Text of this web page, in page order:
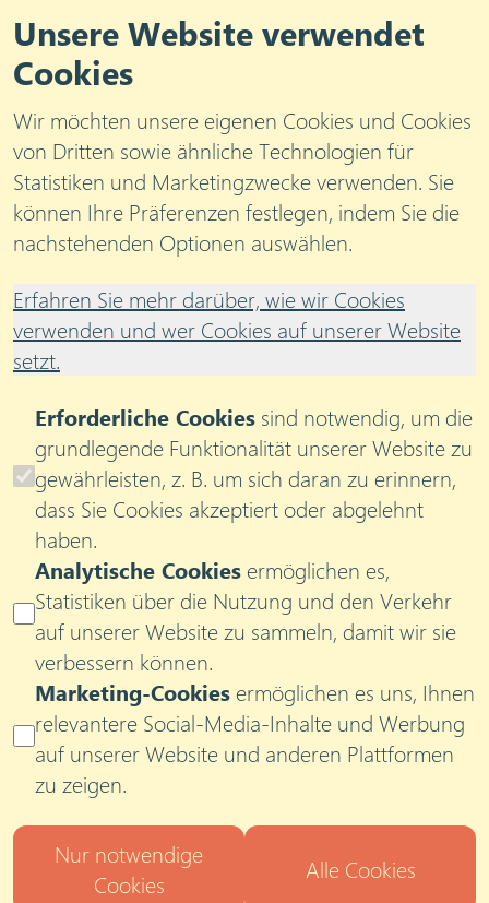
Unsere Website verwendet
Cookies
Wir möchten unsere eigenen Cookies und Cookies
von Dritten sowie ähnliche Technologien für
Statistiken und Marketingzwecke verwenden. Sie
können Ihre Präferenzen festlegen, indem Sie die
nachstehenden Optionen auswählen.
Erfahren Sie mehr darüber, wie wir Cookies
verwenden und wer Cookies auf unserer Website
setzt.
Erforderliche Cookies sind notwendig, um die
grundlegende Funktionalität unserer Website zu
gewährleisten, z. B. um sich daran zu erinnern,
dass Sie Cookies akzeptiert oder abgelehnt
haben.
Analytische Cookies ermöglichen es,
Statistiken über die Nutzung und den Verkehr
auf unserer Website zu sammeln, damit wir sie
verbessern können.
Marketing-Cookies ermöglichen es uns, Ihnen
relevantere Social-Media-Inhalte und Werbung
auf unserer Website und anderen Plattformen
zu zeigen.
Nur notwendige
Cookies
Alle Cookies
Blog
Blog: unser
Standpunkt
Filtern nach: management strategy digital
ai
culture
leadership
consulting
compliance innovation
corporateculture
collaboration